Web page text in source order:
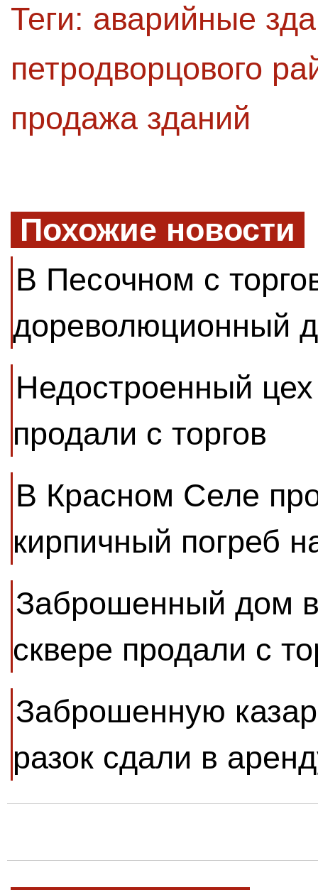
Теги: аварийные
петродворцового
продажа зданий
Похожие новости
В Песочном с
дореволюционный
Недостроенный
продали с торгов
В Красном Селе
кирпичный погреб
Заброшенный дом
сквере продали с
Заброшенную
разок сдали в